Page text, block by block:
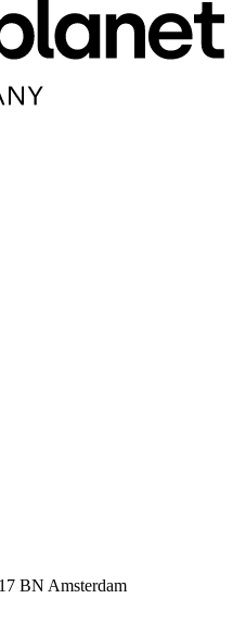
BN Amsterdam